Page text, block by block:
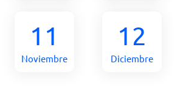
11
Noviembre
12
Diciembre